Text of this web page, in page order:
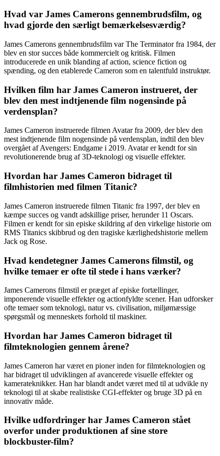
Hvad var James Camerons gennembrudsfilm, og
hvad gjorde den særligt bemærkelsesværdig?
James Camerons gennembrudsfilm var The Terminator fra 1984, der
blev en stor succes både kommercielt og kritisk. Filmen
introducerede en unik blanding af action, science fiction og
spænding, og den etablerede Cameron som en talentfuld instruktør.
Hvilken film har James Cameron instrueret, der
blev den mest indtjenende film nogensinde på
verdensplan?
James Cameron instruerede filmen Avatar fra 2009, der blev den
mest indtjenende film nogensinde på verdensplan, indtil den blev
overgået af Avengers: Endgame i 2019. Avatar er kendt for sin
revolutionerende brug af 3D-teknologi og visuelle effekter.
Hvordan har James Cameron bidraget til
filmhistorien med filmen Titanic?
James Cameron instruerede filmen Titanic fra 1997, der blev en
kæmpe succes og vandt adskillige priser, herunder 11 Oscars.
Filmen er kendt for sin episke skildring af den virkelige historie om
RMS Titanics skibbrud og den tragiske kærlighedshistorie mellem
Jack og Rose.
Hvad kendetegner James Camerons filmstil, og
hvilke temaer er ofte til stede i hans værker?
James Camerons filmstil er præget af episke fortællinger,
imponerende visuelle effekter og actionfyldte scener. Han udforsker
ofte temaer som teknologi, natur vs. civilisation, miljømæssige
spørgsmål og menneskets forhold til maskiner.
Hvordan har James Cameron bidraget til
filmteknologien gennem årene?
James Cameron har været en pioner inden for filmteknologien og
har bidraget til udviklingen af avancerede visuelle effekter og
kamerateknikker. Han har blandt andet været med til at udvikle ny
teknologi til at skabe realistiske CGI-effekter og bruge 3D på en
innovativ måde.
Hvilke udfordringer har James Cameron stået
overfor under produktionen af sine store
blockbuster-film?